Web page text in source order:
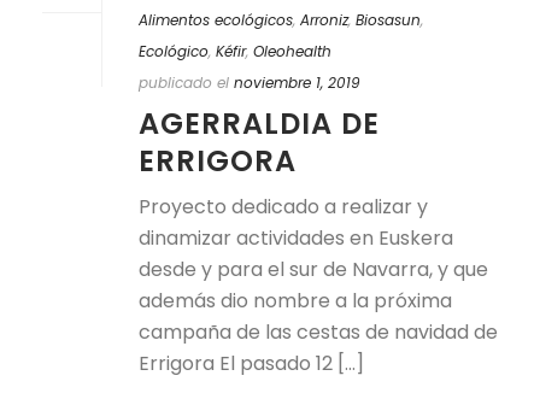
Alimentos ecológicos, Arroniz, Biosasun,
Ecológico, Kéfir, Oleohealth
publicado el noviembre 1, 2019
AGERRALDIA DE
ERRIGORA
Proyecto dedicado a realizar y
dinamizar actividades en Euskera
desde y para el sur de Navarra, y que
además dio nombre a la próxima
campaña de las cestas de navidad de
Errigora El pasado 12 [...]